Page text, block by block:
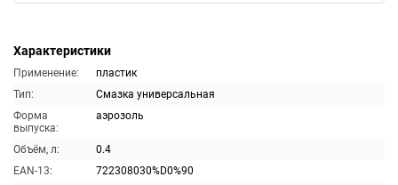
Характеристики
Применение:
пластик
Тип:
Смазка универсальная
Форма
выпуска:
аэрозоль
Объём, л:
0.4
EAN-13:
722308030%D0%90